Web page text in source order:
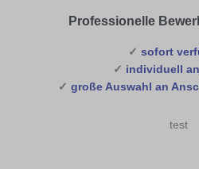
Professionelle
✓ sofort
✓ individuell
✓ große Auswahl an
test